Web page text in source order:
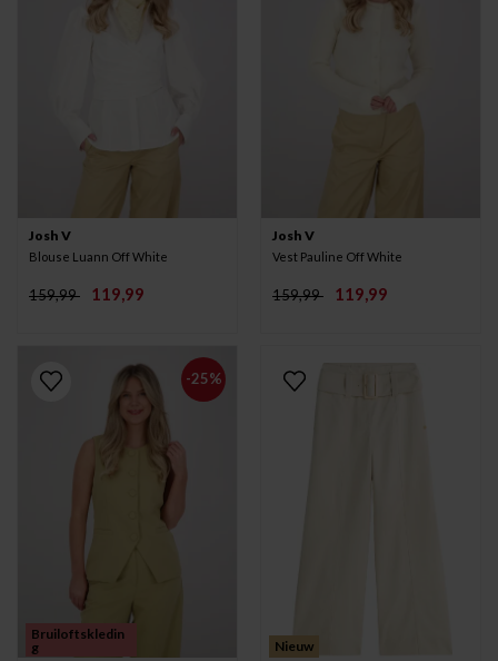
Josh V
Blouse Luann Off White
159,99 119,99
Josh V
Vest Pauline Off White
159,99 119,99
-25%
Bruiloftskledin
g
Nieuw